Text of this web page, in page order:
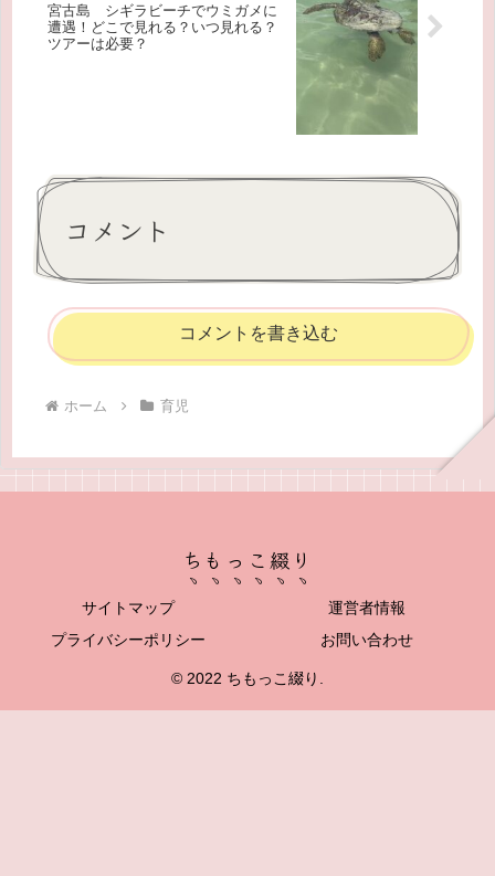
宮古島 シギラビーチでウミガメに
遭遇！どこで見れる？いつ見れる？
ツアーは必要？
コメント
コメントを書き込む
ホーム 育児
ちもっこ綴り
サイトマップ
運営者情報
プライバシーポリシー
お問い合わせ
© 2022 ちもっこ綴り.